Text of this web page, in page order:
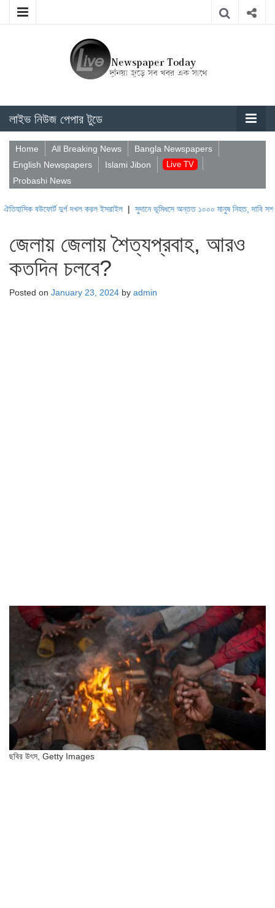
লাইভ নিউজ পেপার টুডে
Home All Breaking News
Bangla Newspapers
English Newspapers
Islami Jibon Live TV
Probashi News
দুর্গ দখল করল ইসরাইল|সুদানে ভূমিধসে অন্তত ১০০০ মানুষ নিহত, দাবি সশস্ত্র গোষ্ঠীর
জেলায় জেলায় শৈত্যপ্রবাহ, আরও
কতদিন চলবে?
Posted on January 23, 2024 by admin
ছবির উৎস, Getty Images